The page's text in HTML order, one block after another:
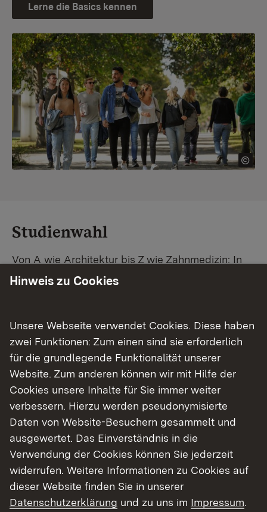
Lerne die Basics kennen
Studienwahl
Von A wie Architektur bis Z wie Zahnmedizin: In
Baden-Württemberg warten unzählige
Studiengangsuche schnell den passenden
Studienplatz. Außerdem gibt's eine Schritt-für-
Schritt-Anleitung zu deinem Traum-Studium.
Finde dein Studium in Baden-Württemberg
Hinweis zu Cookies
Unsere Webseite verwendet Cookies. Diese haben
zwei Funktionen: Zum einen sind sie erforderlich
für die grundlegende Funktionalität unserer
Website. Zum anderen können wir mit Hilfe der
Cookies unsere Inhalte für Sie immer weiter
verbessern. Hierzu werden pseudonymisierte
Daten von Website-Besuchern gesammelt und
ausgewertet. Das Einverständnis in die
Verwendung der Cookies können Sie jederzeit
widerrufen. Weitere Informationen zu Cookies auf
dieser Website finden Sie in unserer
Datenschutzerklärung und zu uns im Impressum.